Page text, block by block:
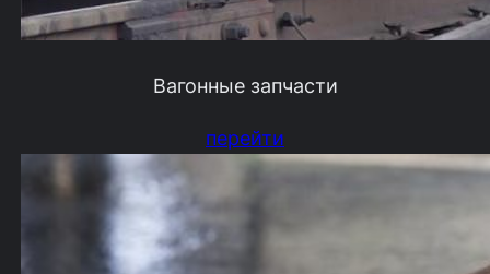
Вагонные запчасти
перейти